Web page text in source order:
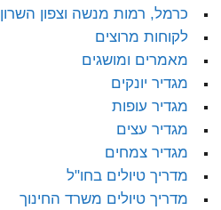
כרמל, רמות מנשה וצפון השרון
לקוחות מרוצים
מאמרים ומושגים
מגדיר יונקים
מגדיר עופות
מגדיר עצים
מגדיר צמחים
מדריך טיולים בחו"ל
מדריך טיולים משרד החינוך